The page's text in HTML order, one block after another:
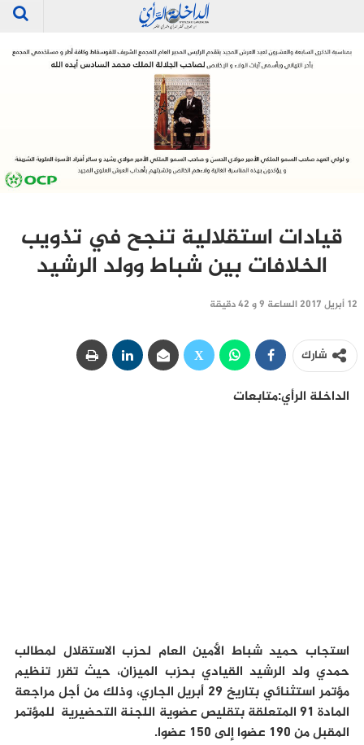
قيادات استقلالية تنجح في تذويب
الخلافات بين شباط وولد الرشيد
12 أبريل 2017 الساعة 9 و 42 دقيقة
شارك
الداخلة الرأي:متابعات
استجاب حميد شباط الأمين العام لحزب الاستقلال لمطالب
حمدي ولد الرشيد القيادي بحزب الميزان، حيث تقرر تنظيم
مؤتمر استثنائي بتاريخ 29 أبريل الجاري، وذلك من أجل مراجعة
المادة 91 المتعلقة بتقليص عضوية اللجنة التحضيرية للمؤتمر
المقبل من 190 عضوا إلى 150 عضوا.